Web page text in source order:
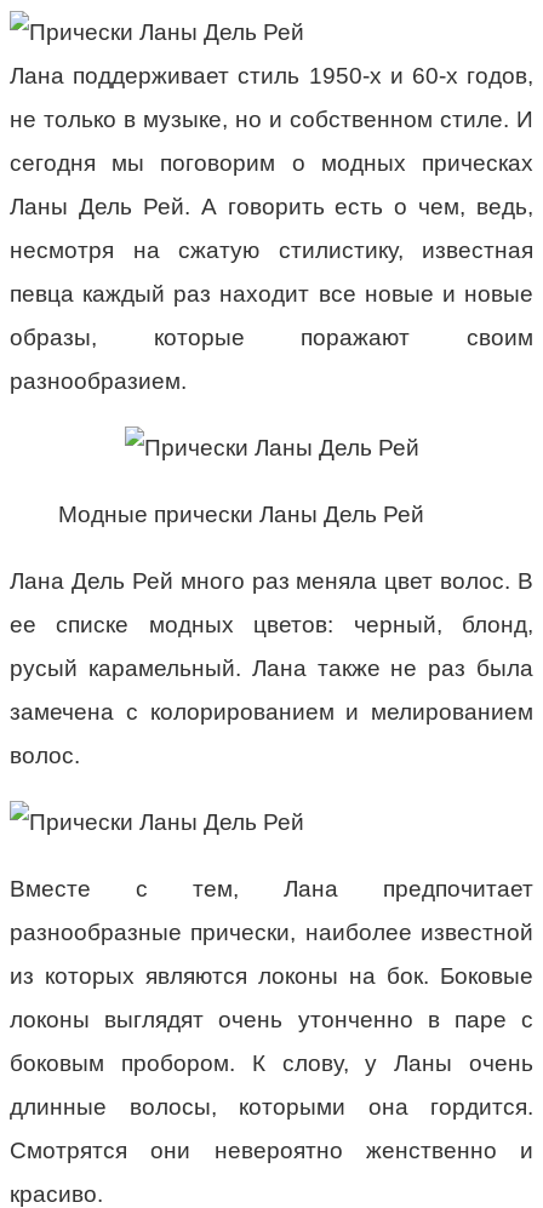
Лана поддерживает стиль 1950-х и 60-х годов,
не только в музыке, но и собственном стиле. И
сегодня мы поговорим о модных прическах
Ланы Дель Рей. А говорить есть о чем, ведь,
несмотря на сжатую стилистику, известная
певца каждый раз находит все новые и новые
образы, которые поражают своим
разнообразием.
Модные прически Ланы Дель Рей
Лана Дель Рей много раз меняла цвет волос. В
ее списке модных цветов: черный, блонд,
русый карамельный. Лана также не раз была
замечена с колорированием и мелированием
волос.
Вместе с тем, Лана предпочитает
разнообразные прически, наиболее известной
из которых являются локоны на бок. Боковые
локоны выглядят очень утонченно в паре с
боковым пробором. К слову, у Ланы очень
длинные волосы, которыми она гордится.
Смотрятся они невероятно женственно и
красиво.